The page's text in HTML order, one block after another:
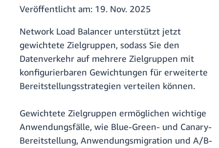
Veröffentlicht am: 19. Nov. 2025
Network Load Balancer unterstützt jetzt
gewichtete Zielgruppen, sodass Sie den
Datenverkehr auf mehrere Zielgruppen mit
konfigurierbaren Gewichtungen für erweiterte
Bereitstellungsstrategien verteilen können.
Gewichtete Zielgruppen ermöglichen wichtige
Anwendungsfälle, wie Blue-Green- und Canary-
Bereitstellung, Anwendungsmigration und A/B-